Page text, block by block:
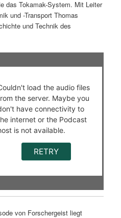
das Tokamak-System. Mit Leiter
und -Transport Thomas
und Technik des
von Forschergeist liegt